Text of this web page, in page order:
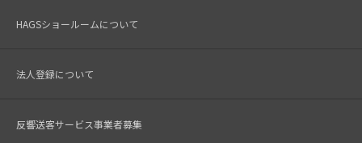
HAGSショールームについて
法人登録について
反響送客サービス事業者募集